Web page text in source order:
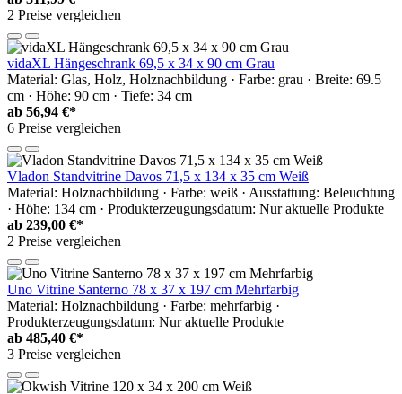
2 Preise vergleichen
vidaXL Hängeschrank 69,5 x 34 x 90 cm Grau
Material: Glas, Holz, Holznachbildung · Farbe: grau · Breite: 69.5
cm · Höhe: 90 cm · Tiefe: 34 cm
ab 56,94 €*
6 Preise vergleichen
Vladon Standvitrine Davos 71,5 x 134 x 35 cm Weiß
Material: Holznachbildung · Farbe: weiß · Ausstattung: Beleuchtung
· Höhe: 134 cm · Produkterzeugungsdatum: Nur aktuelle Produkte
ab 239,00 €*
2 Preise vergleichen
Uno Vitrine Santerno 78 x 37 x 197 cm Mehrfarbig
Material: Holznachbildung · Farbe: mehrfarbig ·
Produkterzeugungsdatum: Nur aktuelle Produkte
ab 485,40 €*
3 Preise vergleichen